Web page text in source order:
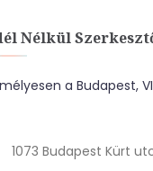
Nélkül
a Budapest,
1073 Budapest Kürt